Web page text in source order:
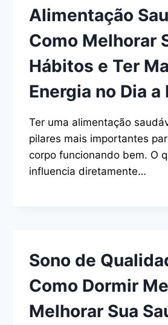
Alimentação
Como Melhorar
Hábitos e Ter
Energia no Dia a
Ter uma alimentação
pilares mais importantes
corpo funcionando bem. O
influencia diretamente…
Sono de
Como Dormir
Melhorar Sua